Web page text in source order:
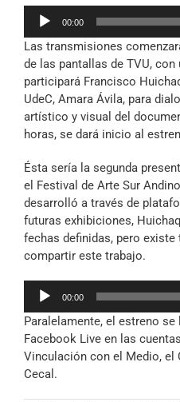
Reproductor
audio
00:00
Las transmisiones
de las pantallas de TVU,
participará Francisco
UdeC, Amara Ávila, para
artístico y visual del
horas, se dará inicio al
Ésta sería la segunda
el Festival de Arte Sur
desarrolló a través de
futuras exhibiciones,
fechas definidas, pero
compartir este trabajo.
Reproductor
audio
00:00
Paralelamente, el estreno
Facebook Live en las
Vinculación con el Medio, el
Cecal.